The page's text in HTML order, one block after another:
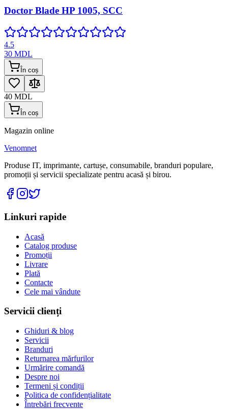
Doctor Blade HP 1005, SCC
4.5
30 MDL
În coș
40 MDL
În coș
Magazin online
Venomnet
Produse IT, imprimante, cartușe, consumabile, branduri populare,
promoții și servicii specializate pentru acasă și birou.
Linkuri rapide
Acasă
Catalog produse
Promoții
Livrare
Plată
Contacte
Cele mai vândute
Servicii clienți
Ghiduri & blog
Servicii
Branduri
Returnarea mărfurilor
Urmărire comandă
Despre noi
Termeni și condiții
Politica de confidențialitate
Întrebări frecvente